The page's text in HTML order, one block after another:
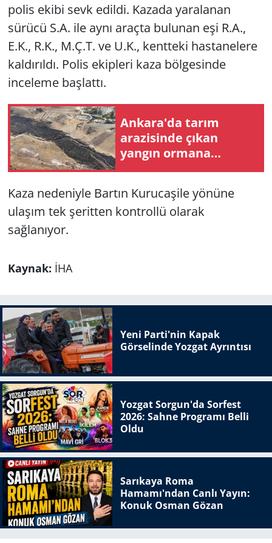
polis ekibi sevk edildi. Kazada yaralanan
sürücü S.A. ile aynı araçta bulunan eşi R.A.,
E.K., R.K., M.Ç.T. ve U.K., kentteki hastanelere
kaldırıldı. Polis ekipleri kaza bölgesinde
inceleme başlattı.
Ankara'da tarım
arazisinde çıkan
yangın ormana
sıçramadan
Kaza nedeniyle Bartın Kurucaşile yönüne
ulaşım tek şeritten kontrollü olarak
sağlanıyor.
Kaynak: İHA
Yeni Parti'nin Kapak
Görselinde Yozgat Ayrıntısı
Yozgat Sorgun'da Sorfest
2026: Sahne Programı Belli
Oldu
Sarıkaya Roma
Hamamı'ndan Canlı Yayın:
Konuk Osman Gözan